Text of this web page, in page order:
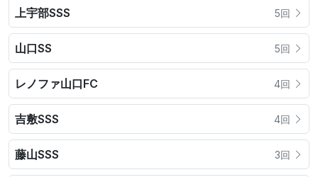
上宇部SSS 5回
山口SS 5回
レノファ山口FC 4回
吉敷SSS 4回
藤山SSS 3回